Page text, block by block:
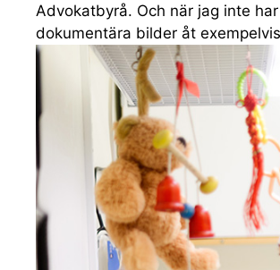
Advokatbyrå. Och när jag inte
dokumentära bilder åt